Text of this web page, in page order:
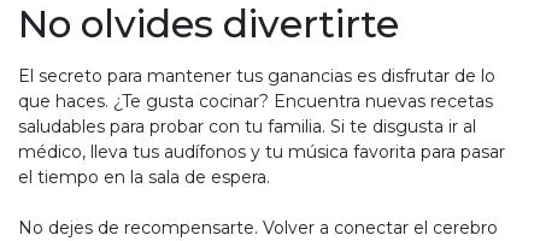
No olvides divertirte
El secreto para mantener tus ganancias es disfrutar de lo
que haces. ¿Te gusta cocinar? Encuentra nuevas recetas
saludables para probar con tu familia. Si te disgusta ir al
médico, lleva tus audífonos y tu música favorita para pasar
el tiempo en la sala de espera.
No dejes de recompensarte. Volver a conectar el cerebro